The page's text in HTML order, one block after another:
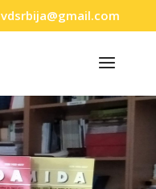
vdsrbija@gmail.com